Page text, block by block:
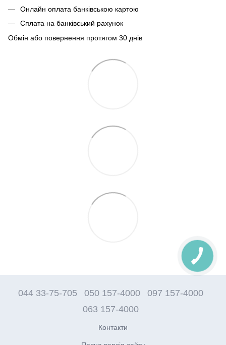
Онлайн оплата банківською картою
Сплата на банківський рахунок
Обмін або повернення протягом 30 днів
044 33-75-705 050 157-4000
097 157-4000
063 157-4000
Контакти